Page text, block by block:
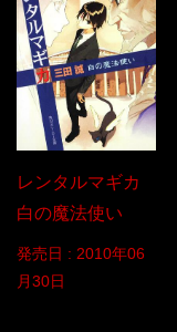
レンタルマギカ
白の魔法使い
発売日 : 2010年06
月30日